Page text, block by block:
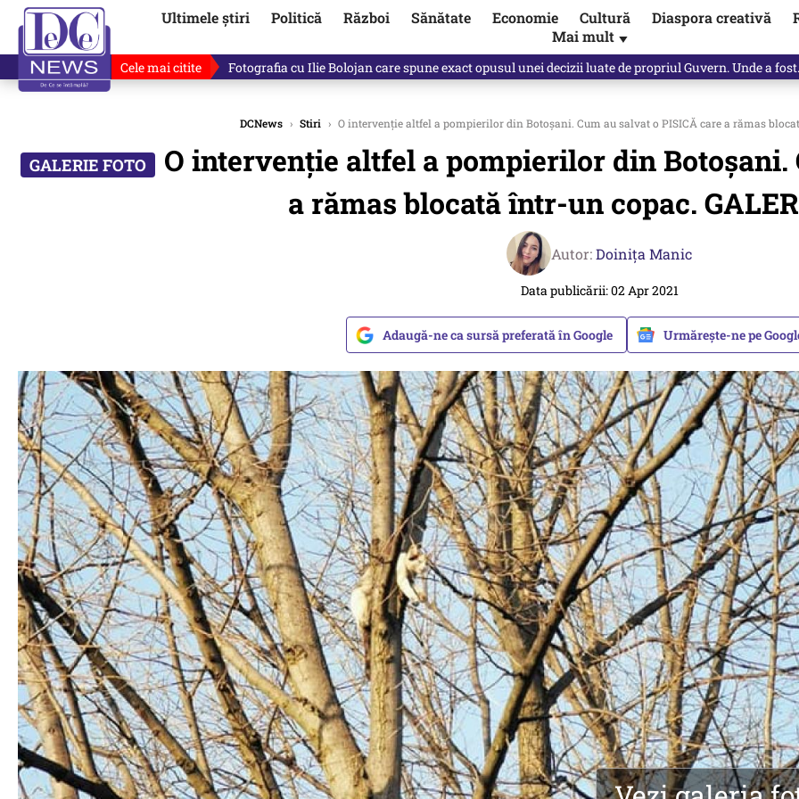
Ultimele știri Politică Război Sănătate Economie Cultură Diaspora creativă
Mai mult ▼
Cele mai citite Lucruri neștiute despre Mihai Vîrdol, dezvăluite de o colegă. Povestea pilotului militar dincolo de…
DCNews › Stiri › O intervenție altfel a pompierilor din Botoșani. Cum au salvat o PISICĂ care a rămas
O intervenție altfel a pompierilor din Botoșani.
a rămas blocată într-un copac.
Autor:Doinița Manic
Data publicării: 02 Apr 2021
Adaugă-ne ca sursă preferată în Google Urmărește-ne pe